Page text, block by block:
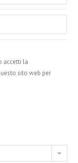
accetti la
sito web per